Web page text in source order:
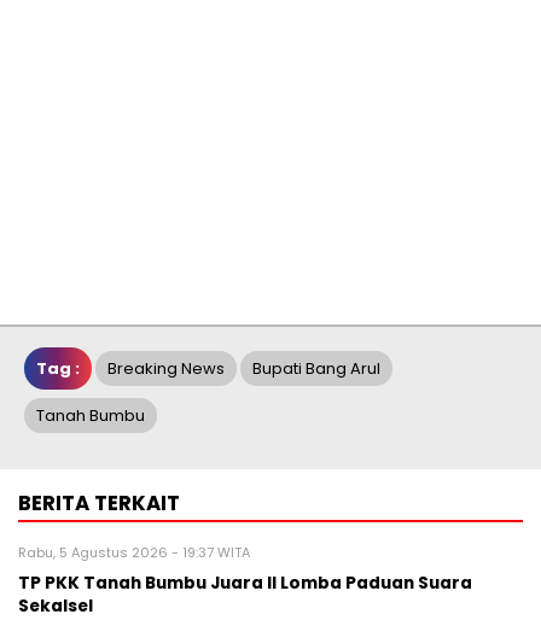
Tag : Breaking News Bupati Bang Arul
Tanah Bumbu
BERITA TERKAIT
Rabu, 5 Agustus 2026 - 19:37 WITA
TP PKK Tanah Bumbu Juara II Lomba Paduan Suara
Sekalsel